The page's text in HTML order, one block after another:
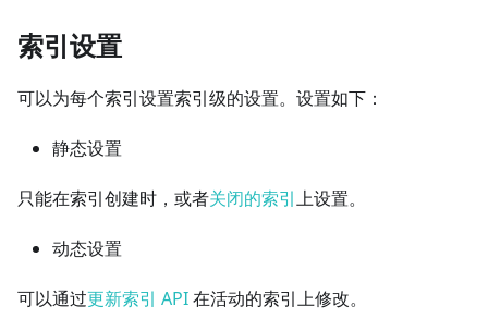
索引设置
可以为每个索引设置索引级的设置。设置如下：
静态设置
只能在索引创建时，或者关闭的索引上设置。
动态设置
可以通过更新索引 API在活动的索引上修改。